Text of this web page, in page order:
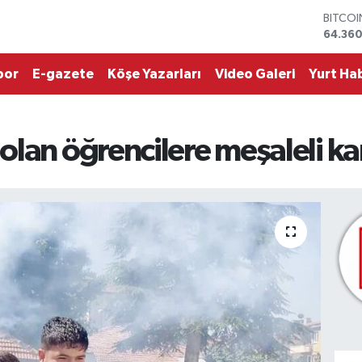
DOLAR
EURO
13.887
E-gazete Köşe Yazarları Video Galeri Yurt
öğrencilere meşaleli